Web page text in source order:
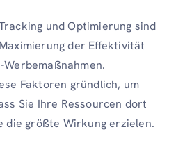
und Optimierung sind
der Effektivität
Faktoren gründlich, um
Sie Ihre Ressourcen dort
die größte Wirkung erzielen.